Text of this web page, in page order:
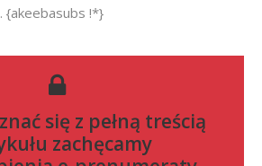
{akeebasubs !*}
się z pełną treścią
zachęcamy